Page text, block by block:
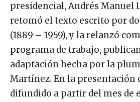
presidencial, Andrés Manuel
retomó el texto escrito por
(1889 – 1959), y la relanzó
programa de trabajo,
adaptación hecha por la
Martínez. En la presentación
difundido a partir del mes de